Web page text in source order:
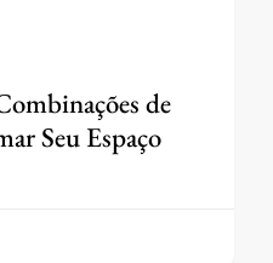
de
Seu Espaço